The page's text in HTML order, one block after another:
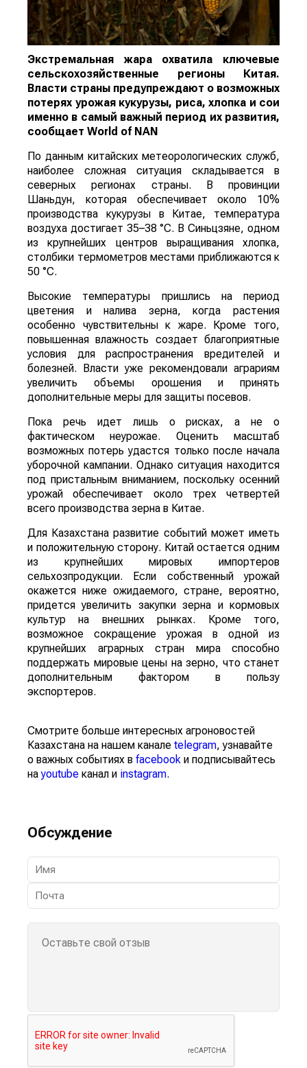
Экстремальная жара охватила ключевые
сельскохозяйственные регионы Китая.
Власти страны предупреждают о возможных
потерях урожая кукурузы, риса, хлопка и сои
именно в самый важный период их развития,
сообщает World of NAN
По данным китайских метеорологических служб,
наиболее сложная ситуация складывается в
северных регионах страны. В провинции
Шаньдун, которая обеспечивает около 10%
производства кукурузы в Китае, температура
воздуха достигает 35–38 °C. В Синьцзяне, одном
из крупнейших центров выращивания хлопка,
столбики термометров местами приближаются к
50 °C.
Высокие температуры пришлись на период
цветения и налива зерна, когда растения
особенно чувствительны к жаре. Кроме того,
повышенная влажность создает благоприятные
условия для распространения вредителей и
болезней. Власти уже рекомендовали аграриям
увеличить объемы орошения и принять
дополнительные меры для защиты посевов.
Пока речь идет лишь о рисках, а не о
фактическом неурожае. Оценить масштаб
возможных потерь удастся только после начала
уборочной кампании. Однако ситуация находится
под пристальным вниманием, поскольку осенний
урожай обеспечивает около трех четвертей
всего производства зерна в Китае.
Для Казахстана развитие событий может иметь
и положительную сторону. Китай остается одним
из крупнейших мировых импортеров
сельхозпродукции. Если собственный урожай
окажется ниже ожидаемого, стране, вероятно,
придется увеличить закупки зерна и кормовых
культур на внешних рынках. Кроме того,
возможное сокращение урожая в одной из
крупнейших аграрных стран мира способно
поддержать мировые цены на зерно, что станет
дополнительным фактором в пользу
экспортеров.
Смотрите больше интересных агроновостей
Казахстана на нашем канале telegram, узнавайте
о важных событиях в facebook и подписывайтесь
наyoutube канал и instagram.
Обсуждение